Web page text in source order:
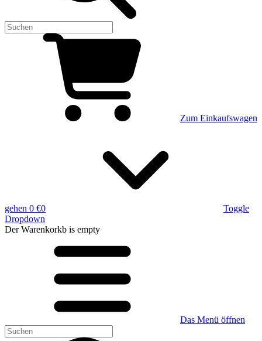
Zum Einkaufswagen
gehen 0 €0
Toggle
Dropdown
Der Warenkorkb is empty
Das Menü öffnen